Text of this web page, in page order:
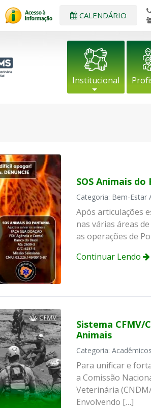
CALENDÁRIO
Institucional
SOS Animais
Categoria: Bem-Estar
Após articulações
nas várias áreas
as operações de
Continuar Lendo
Sistema CFMV/
Animais
Categoria:
Para unificar e
a Comissão
Veterinária
Envolvendo […]